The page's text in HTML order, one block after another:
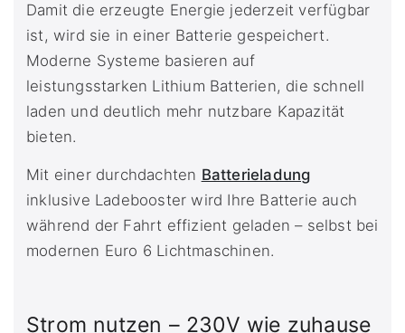
Damit die erzeugte Energie jederzeit verfügbar
ist, wird sie in einer Batterie gespeichert.
Moderne Systeme basieren auf
leistungsstarken Lithium Batterien, die schnell
laden und deutlich mehr nutzbare Kapazität
bieten.
Mit einer durchdachten Batterieladung
inklusive Ladebooster wird Ihre Batterie auch
während der Fahrt effizient geladen – selbst bei
modernen Euro 6 Lichtmaschinen.
Strom nutzen – 230V wie zuhause